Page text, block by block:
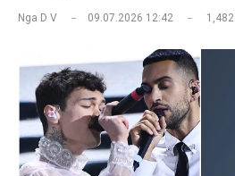
Nga D V 09.07.2026 12:42 1,482